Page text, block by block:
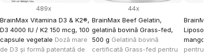
BrainMax Vitamina D3 & K2®,
D3 4000 IU / K2 150 mcg, 100
capsule vegetale Doză mare
de D3 și formă patentată de
489x
BrainMax Beef Gelatin,
gelatină bovină Grass-fed,
500 g Gelatină bovină
certificată Grass-fed pentru
44x
BrainMax
Liposomal
mango,
pentru